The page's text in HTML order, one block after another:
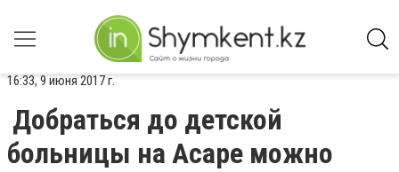
16:33, 9 июня 2017 г.
Добраться до детской
больницы на Асаре можно